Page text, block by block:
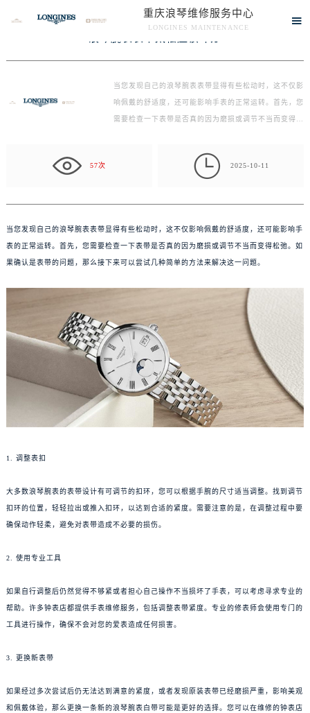
重庆浪琴维修服务中心
LONGINES MAINTENANCE

重庆浪琴维修服务中心竭诚为您服务！
当前位置：重庆浪琴维修中心 > 浪琴腕表表带太松应该咋办
当您发现自己的浪琴腕表表带显得有些松动时，这不仅影
响佩戴的舒适度，还可能影响手表的正常运转。首先，您
需要检查一下表带是否真的因为磨损或调节不当而变得…
57次  2025-10-11
当您发现自己的浪琴腕表表带显得有些松动时，这不仅影响佩戴的舒适度，还可能影响手
表的正常运转。首先，您需要检查一下表带是否真的因为磨损或调节不当而变得松弛。如
果确认是表带的问题，那么接下来可以尝试几种简单的方法来解决这一问题。
1. 调整表扣
大多数浪琴腕表的表带设计有可调节的扣环，您可以根据手腕的尺寸适当调整。找到调节
扣环的位置，轻轻拉出或推入扣环，以达到合适的紧度。需要注意的是，在调整过程中要
确保动作轻柔，避免对表带造成不必要的损伤。
2. 使用专业工具
如果自行调整后仍然觉得不够紧或者担心自己操作不当损坏了手表，可以考虑寻求专业的
帮助。许多钟表店都提供手表维修服务，包括调整表带紧度。专业的修表师会使用专门的
工具进行操作，确保不会对您的爱表造成任何损害。
3. 更换新表带
如果经过多次尝试后仍无法达到满意的紧度，或者发现原装表带已经磨损严重，影响美观
和佩戴体验，那么更换一条新的浪琴腕表白带可能是更好的选择。您可以在维修的钟表店